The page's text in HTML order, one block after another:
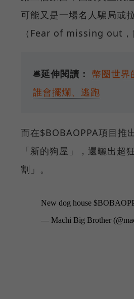
可能又是一場名人騙局或
（Fear of missing out，
🛎️延伸閱讀： 幣圈世界
誰會擺爛、逃跑
而在$BOBAOPPA項目推
「新的狗屋」，還曬出
割」。